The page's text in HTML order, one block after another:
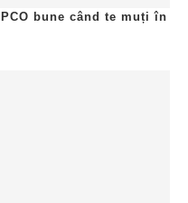
bune când te muți în